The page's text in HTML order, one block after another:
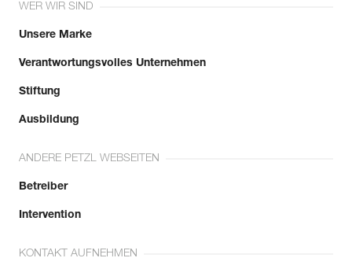
WER WIR SIND
Unsere Marke
Verantwortungsvolles Unternehmen
Stiftung
Ausbildung
ANDERE PETZL WEBSEITEN
Betreiber
Intervention
KONTAKT AUFNEHMEN